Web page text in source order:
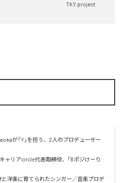
TKY project
が「Y」を担う、2人のプロデューサー
ャリアcircle代表取締役、「Bポジけーり
洋楽に育てられたシンガー／音楽プロデ